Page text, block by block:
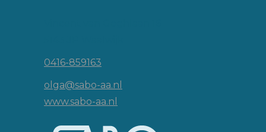
0416-859163
olga@sabo-aa.nl
www.sabo-aa.nl